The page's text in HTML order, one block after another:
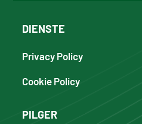
DIENSTE
Privacy Policy
Cookie Policy
PILGER